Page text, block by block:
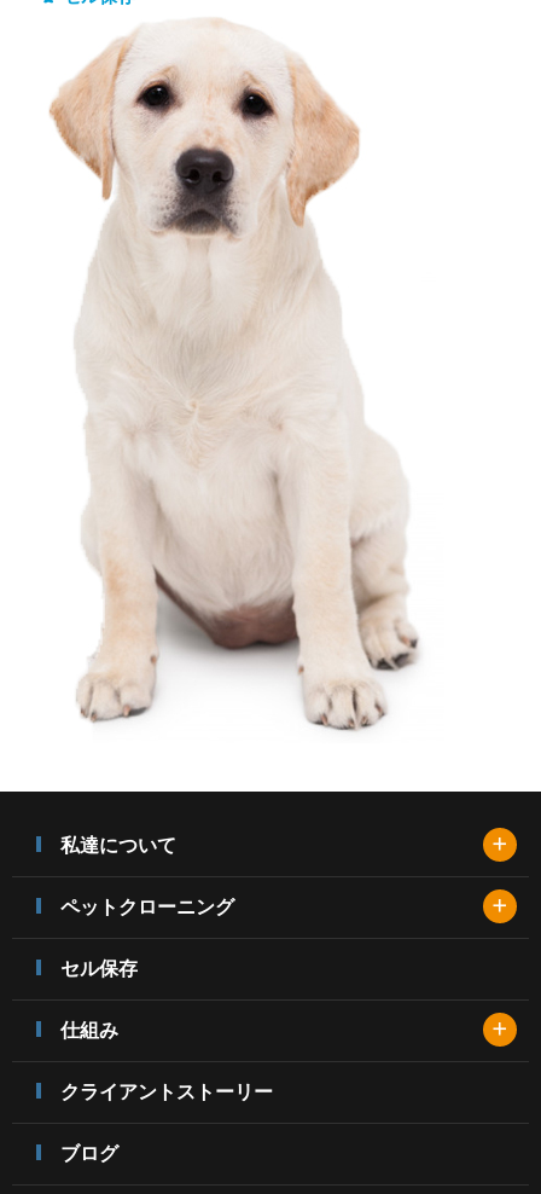
私達について +
ペットクローニング +
セル保存
仕組み +
クライアントストーリー
ブログ